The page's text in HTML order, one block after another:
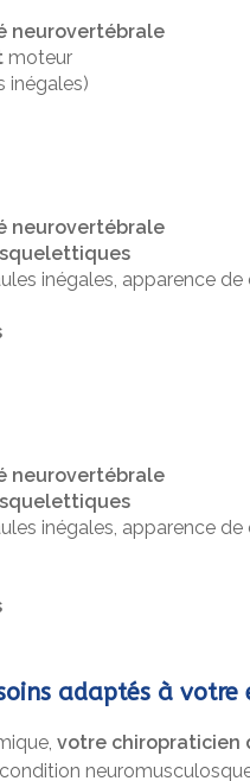
neurovertébrale
moteur
inégales)
neurovertébrale
inégales, apparence
neurovertébrale
inégales, apparence
adaptés à votre
votre chiropraticien